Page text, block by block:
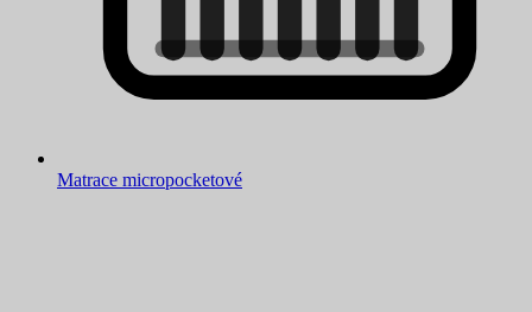
Matrace micropocketové